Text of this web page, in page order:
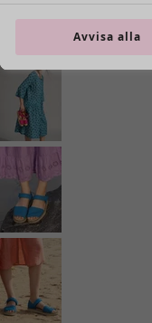
Inredning
Nyheter
All inredning
Gardiner
Kuddar & kuddfodral
Mattor
Frotté
Böcker
Tidigare favoriter
Avvisa alla